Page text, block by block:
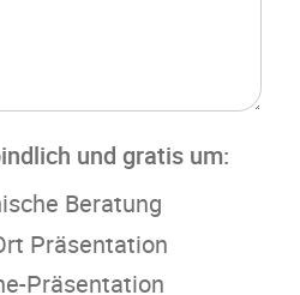
und gratis um:
Beratung
Präsentation
Präsentation